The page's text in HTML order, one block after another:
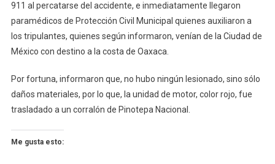
911 al percatarse del accidente, e inmediatamente llegaron
paramédicos de Protección Civil Municipal quienes auxiliaron a
los tripulantes, quienes según informaron, venían de la Ciudad de
México con destino a la costa de Oaxaca.
Por fortuna, informaron que, no hubo ningún lesionado, sino sólo
daños materiales, por lo que, la unidad de motor, color rojo, fue
trasladado a un corralón de Pinotepa Nacional.
Me gusta esto: